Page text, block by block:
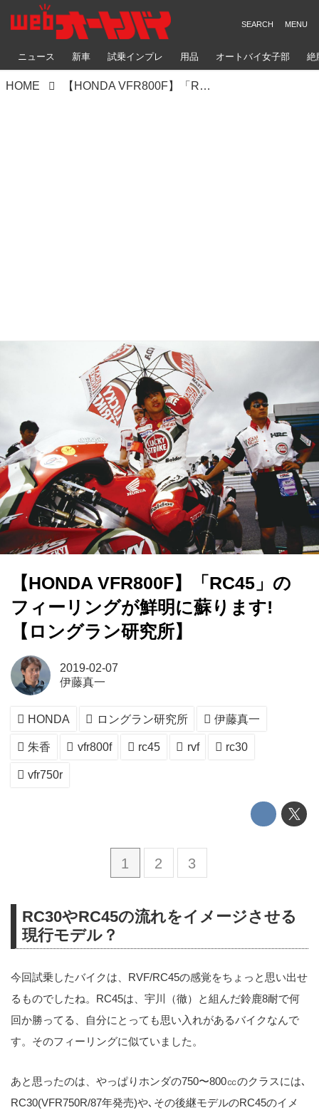
ニュース 新車 試乗インプレ 用品 オートバイ女子部 絶
HOME 【HONDA VFR800F】「RC45」のフィーリングが鮮明に蘇ります! 【ロングラン研究所】
【HONDA VFR800F】「RC45」の
フィーリングが鮮明に蘇ります!
【ロングラン研究所】
2019-02-07
伊藤真一
HONDA ロングラン研究所 伊藤真一
朱香 vfr800f rc45 rvf rc30
vfr750r
1 2 3
RC30やRC45の流れをイメージさせる
現行モデル？
今回試乗したバイクは、RVF/RC45の感覚をちょっと思い出せ
るものでしたね。RC45は、宇川（徹）と組んだ鈴鹿8耐で何
回か勝ってる、自分にとっても思い入れがあるバイクなんで
す。そのフィーリングに似ていました。
あと思ったのは、やっぱりホンダの750〜800㏄のクラスには､
RC30(VFR750R/87年発売)や､その後継モデルのRC45のイメ